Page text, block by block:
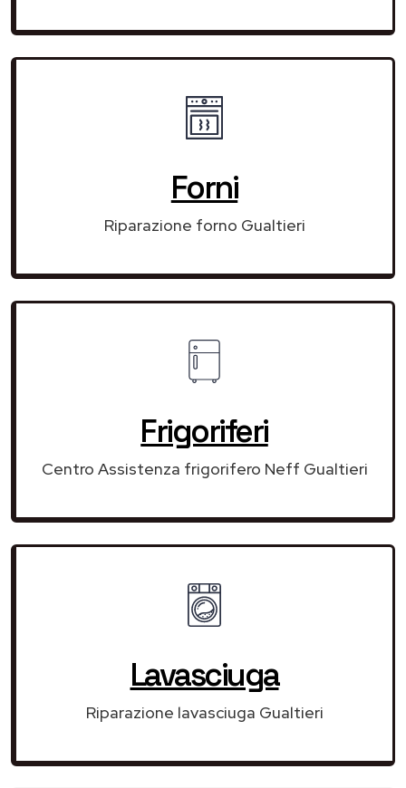
Forni
Riparazione forno Gualtieri
Frigoriferi
Centro Assistenza frigorifero Neff Gualtieri
Lavasciuga
Riparazione lavasciuga Gualtieri